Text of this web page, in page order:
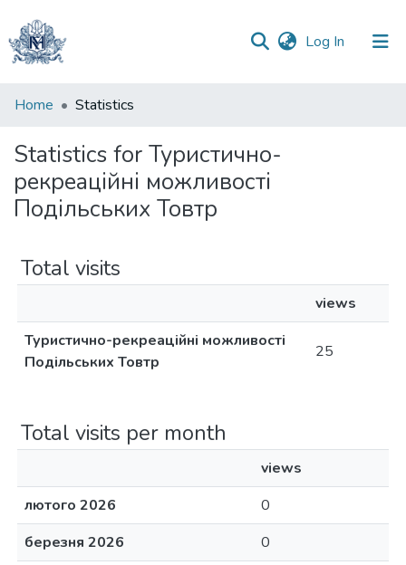
Log In (current)
Communities
Collections
All of DSpace
Home Statistics
Statistics for Туристично-
рекреаційні можливості
Подільських Товтр
Total visits
views
Туристично-рекреаційні можливості
Подільських Товтр
25
Total visits per month
views
лютого 2026
0
березня 2026
0